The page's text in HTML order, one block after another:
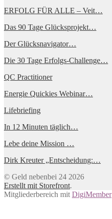
ERFOLG FÜR ALLE – Veit…
Das 90 Tage Glücksprojekt…
Der Glücksnavigator…
Die 30 Tage Erfolgs-Challenge…
QC Practitioner
Energie Quickies Webinar…
Lifebriefing
In 12 Minuten täglich…
Lebe deine Mission …
Dirk Kreuter „Entscheidung:…
© Geld nebenbei 24 2026
Erstellt mit Storefront.
Mitgliederbereich mit DigiMember